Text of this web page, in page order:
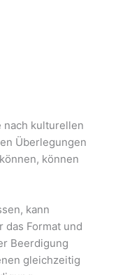
nach kulturellen
Überlegungen
können
kann
Format und
Beerdigung
gleichzeitig